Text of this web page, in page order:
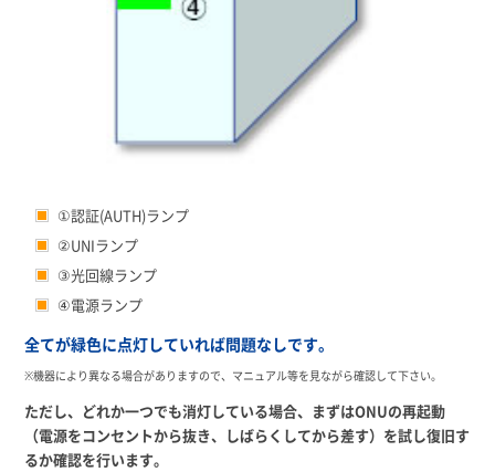
①認証(AUTH)ランプ
②UNIランプ
③光回線ランプ
④電源ランプ
全てが緑色に点灯していれば問題なしです。
※機器により異なる場合がありますので、マニュアル等を見ながら確認して下さい。
ただし、どれか一つでも消灯している場合、まずはONUの再起動
（電源をコンセントから抜き、しばらくしてから差す）を試し復旧す
るか確認を行います。